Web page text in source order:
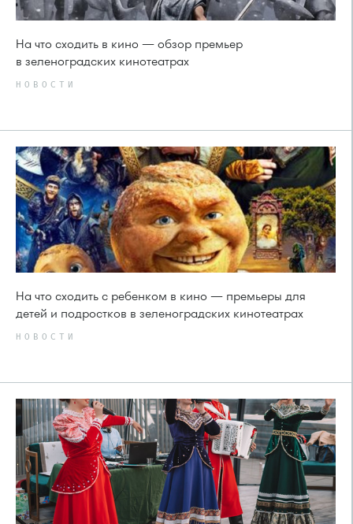
На что сходить в кино — обзор премьер
в зеленоградских кинотеатрах
НОВОСТИ
На что сходить с ребенком в кино — премьеры для
детей и подростков в зеленоградских кинотеатрах
НОВОСТИ